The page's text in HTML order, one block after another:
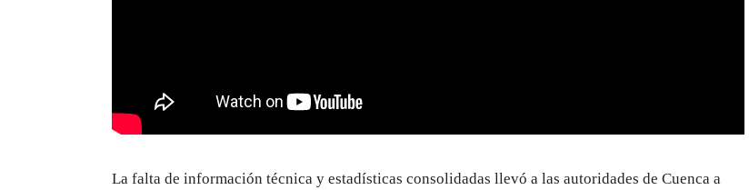
La falta de información técnica y estadísticas consolidadas llevó a las autoridades de Cuenca a